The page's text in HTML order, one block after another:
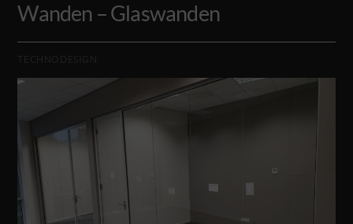
Wanden – Glaswanden